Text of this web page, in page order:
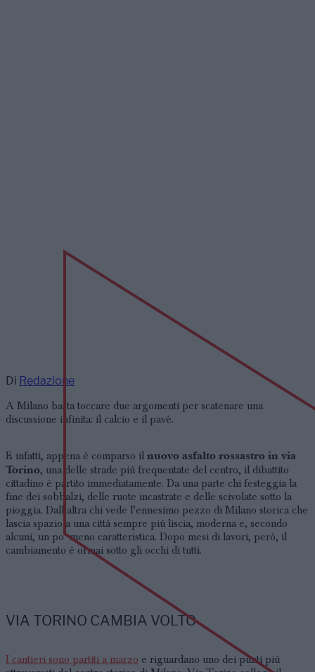
Di Redazione
A Milano basta toccare due argomenti per scatenare una
discussione infinita: il calcio e il pavé.
E infatti, appena è comparso il nuovo asfalto rossastro in via
Torino, una delle strade più frequentate del centro, il dibattito
cittadino è partito immediatamente. Da una parte chi festeggia la
fine dei sobbalzi, delle ruote incastrate e delle scivolate sotto la
pioggia. Dall’altra chi vede l’ennesimo pezzo di Milano storica che
lascia spazio a una città sempre più liscia, moderna e, secondo
alcuni, un po’ meno caratteristica. Dopo mesi di lavori, però, il
cambiamento è ormai sotto gli occhi di tutti.
VIA TORINO CAMBIA VOLTO
I cantieri sono partiti a marzo e riguardano uno dei punti più